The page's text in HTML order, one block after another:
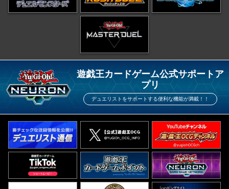
遊戯王カードゲーム公式サポートア
プリ
デュエリストをサポートする便利な機能が満載！！